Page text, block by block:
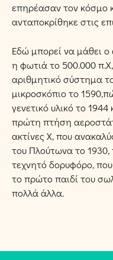
επηρέασαν τον κόσμο
ανταποκρίθηκε στις
Eδώ μπορεί να μάθει
η φωτιά το 500.000
αριθμητικό σύστημα
μικροσκόπιο το
γενετικό υλικό το
πρώτη πτήση
ακτίνες X, που
του Πλούτωνα το 1930,
τεχνητό δορυφόρο,
το πρώτο παιδί του
πολλά άλλα.